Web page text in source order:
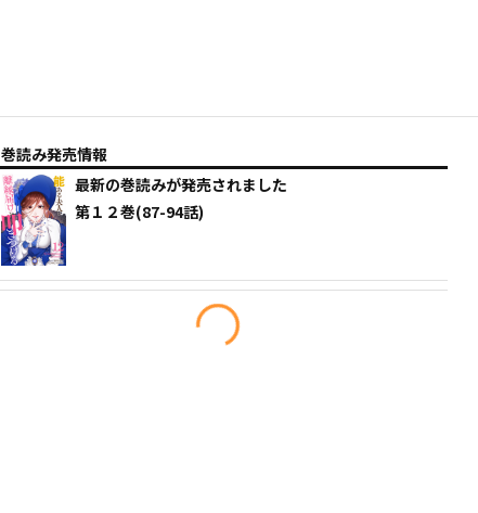
巻読み発売情報
最新の巻読みが発売されました
第１２巻(87-94話)